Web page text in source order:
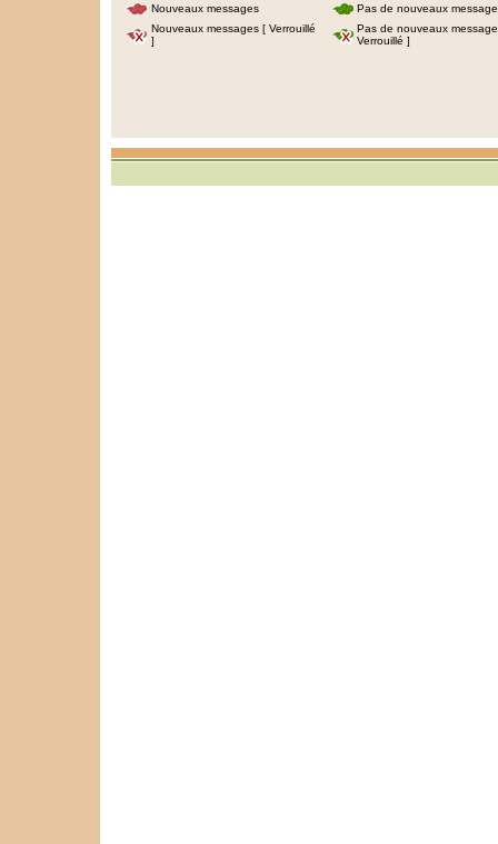
Nouveaux messages
Pas de nouveaux
Nouveaux messages [ Verrouillé
]
Pas de nouveaux
Verrouillé ]